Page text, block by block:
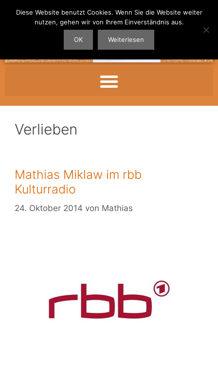
Verlieben
Mathias Miklaw im rbb
Kulturradio
24. Oktober 2014 von Mathias
Diese Website benutzt Cookies. Wenn Sie die Website weiter
nutzen, gehen wir von Ihrem Einverständnis aus.
OK Weiterlesen